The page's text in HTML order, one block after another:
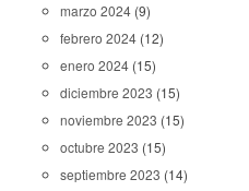
marzo 2024 (9)
febrero 2024 (12)
enero 2024 (15)
diciembre 2023 (15)
noviembre 2023 (15)
octubre 2023 (15)
septiembre 2023 (14)